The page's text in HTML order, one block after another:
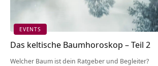
EVENTS
Das keltische Baumhoroskop – Teil 2
Welcher Baum ist dein Ratgeber und Begleiter?